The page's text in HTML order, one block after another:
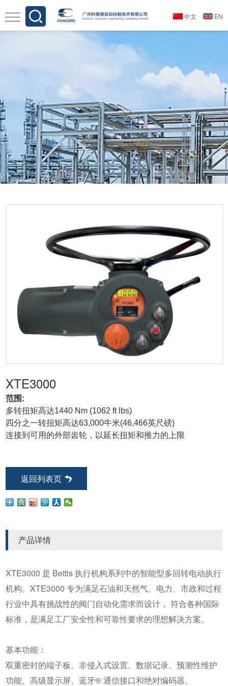
中文 EN
XTE3000
范围:
多转扭矩高达1440 Nm (1062 ft lbs)
四分之一转扭矩高达63,000牛米(46,466英尺磅)
连接到可用的外部齿轮，以延长扭矩和推力的上限
返回列表页
产品详情
XTE3000 是 Bettis 执行机构系列中的智能型多回转电动执行
机构。XTE3000 专为满足石油和天然气、电力、市政和过程
行业中具有挑战性的阀门自动化需求而设计， 符合各种国际
标准，是满足工厂安全性和可靠性要求的理想解决方案。
基本功能：
双重密封的端子板、非侵入式设置、数据记录、预测性维护
功能、高级显示屏、蓝牙® 通信接口和绝对编码器。